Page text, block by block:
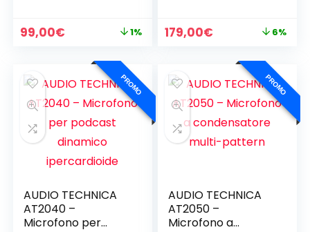
Il
era:
100,00€.
99,00€
attuale
99,00€.
1%
Il
era:
190,00€.
179,00€
attuale
179,00€.
6%
PROMO
AUDIO TECHNICA
AT2040 –
Microfono per
PROMO
AUDIO TECHNICA
AT2050 –
Microfono a